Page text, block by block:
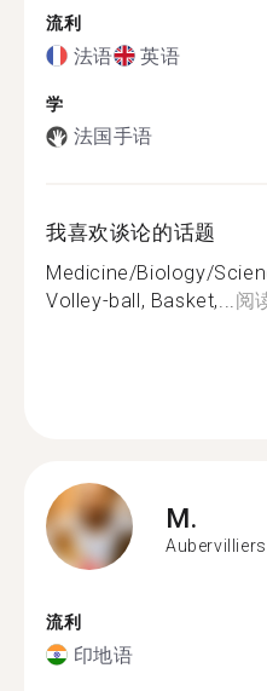
流利
法语 英语
学
法国手语
我喜欢谈论的话题
Medicine/Biology/
Volley-ball, Basket,...阅
M.
Aubervilliers
流利
印地语